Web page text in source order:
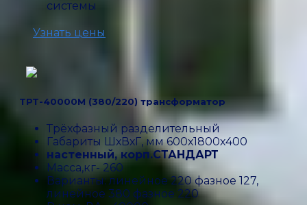
системы
Узнать цены
ТРТ-40000М (380/220) трансформатор
Трёхфазный разделительный
Габариты ШхВхГ, мм 600х1800х400
настенный, корп.СТАНДАРТ
Масса,кг- 260
Варианты: линейное 220 фазное 127,
линейное 380 фазное 220